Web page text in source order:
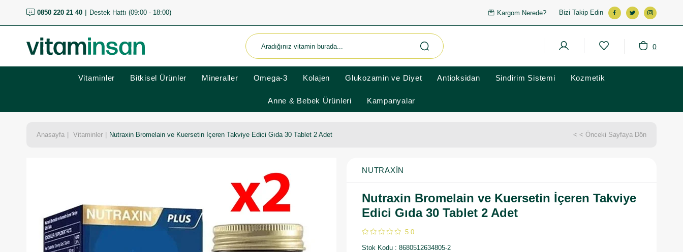
0850 220 21 40 Destek Hattı (09:00 - 18:00) Kargom Nerede? Bizi Takip Edin
0
Vitaminler Bitkisel Ürünler Mineraller Omega-3 Kolajen Glukozamin ve Diyet Antioksidan Sindirim Sistemi Kozmetik
Anne & Bebek Ürünleri Kampanyalar
Anasayfa Vitaminler Nutraxin Bromelain ve Kuersetin İçeren Takviye Edici Gıda 30 Tablet 2 Adet < < Önceki Sayfaya Dön
NUTRAXIN
Nutraxin Bromelain ve Kuersetin İçeren Takviye
Edici Gıda 30 Tablet 2 Adet
5.0
Stok Kodu 8680512634805-2